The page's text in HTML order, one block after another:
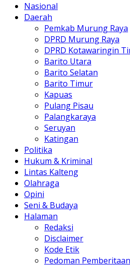
Nasional
Daerah
Pemkab Murung Raya
DPRD Murung Raya
DPRD Kotawaringin
Barito Utara
Barito Selatan
Barito Timur
Kapuas
Pulang Pisau
Palangkaraya
Seruyan
Katingan
Politika
Hukum & Kriminal
Lintas Kalteng
Olahraga
Opini
Seni & Budaya
Halaman
Redaksi
Disclaimer
Kode Etik
Pedoman Pemberitaan